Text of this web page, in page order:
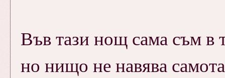
Във тази нощ сама съм в
но нищо не навява